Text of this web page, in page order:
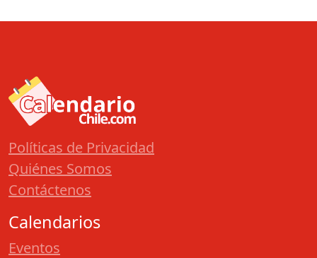
Políticas de Privacidad
Quiénes Somos
Contáctenos
Calendarios
Eventos